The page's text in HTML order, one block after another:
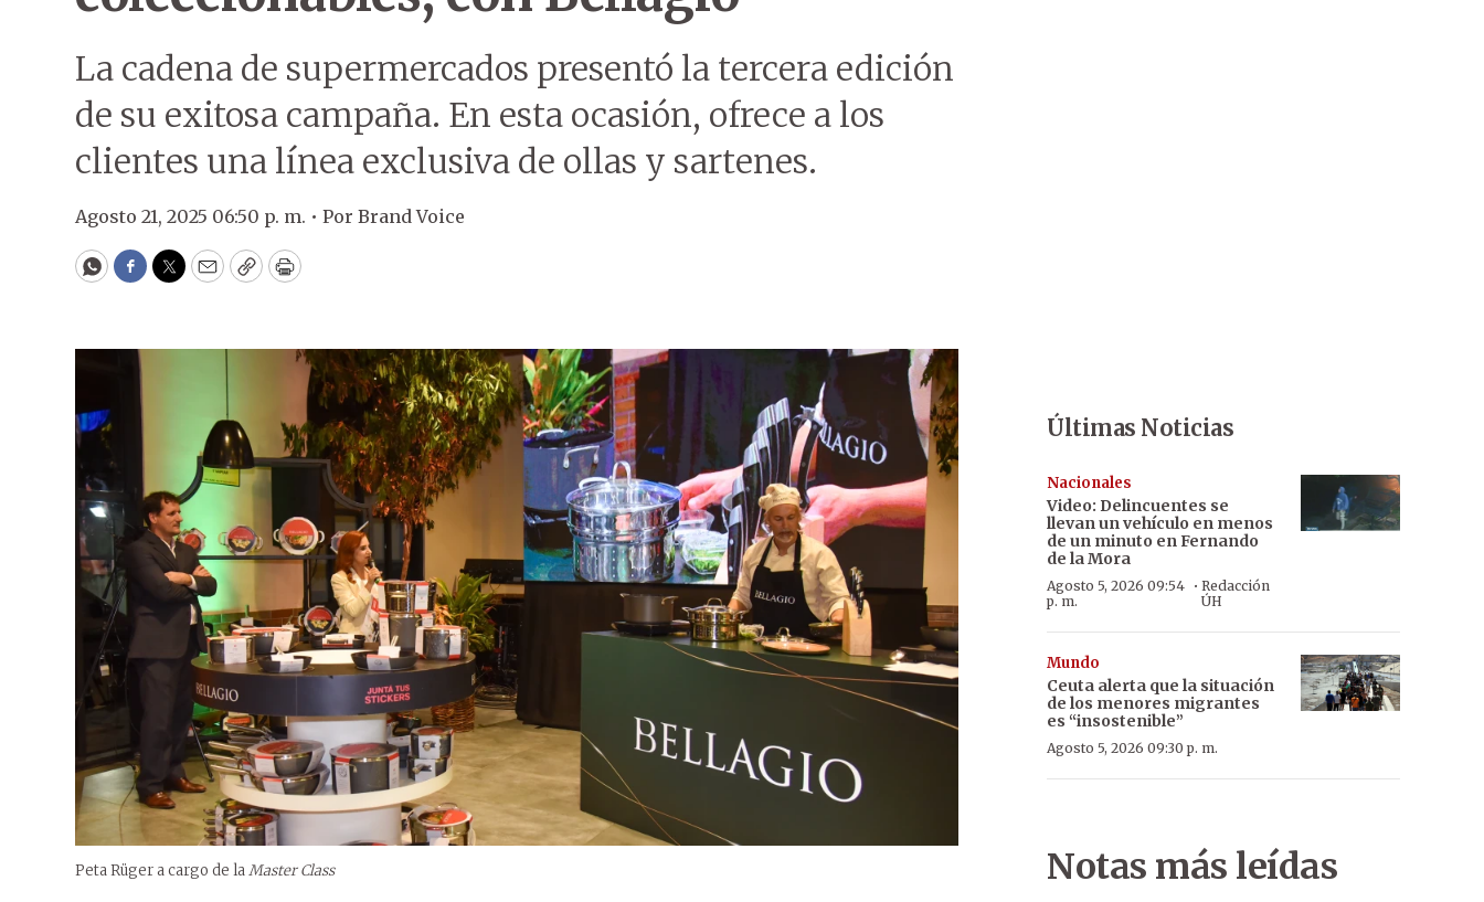
La cadena de supermercados presentó la tercera edición
de su exitosa campaña. En esta ocasión, ofrece a los
clientes una línea exclusiva de ollas y sartenes.
Agosto 21, 2025 06:50 p. m. • Por Brand Voice
WhatsApp
Facebook
Twitter
EmailCopyPrint
Peta Rüger a cargo de laMaster Class
Últimas Noticias
Nacionales
Video: Delincuentes se
llevan un vehículo en menos
de un minuto en Fernando
de la Mora
Agosto 5, 2026 09:54
p. m.
· Redacción
ÚH
Mundo
Ceuta alerta que la situación
de los menores migrantes
es “insostenible”
Agosto 5, 2026 09:30 p. m.
Notas más leídas